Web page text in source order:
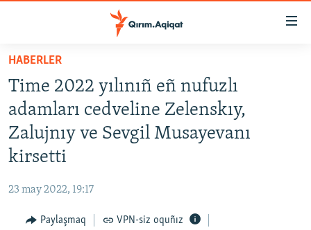
Esas
qaytmaq
Baş
navigatsiyağa
qaytmaq
Qıdıruvğa
SİYASET
İQTİSADİYAT
CEMİYET
İNSAN AQLARI
VİDEO
HABERLER
Time 2022 yılınıñ eñ nufuzlı
adamları cedveline Zelenskıy,
Zalujnıy ve Sevgil Musayevanı
kirsetti
23 may 2022, 19:17
Paylaşmaq VPN-siz oquñız